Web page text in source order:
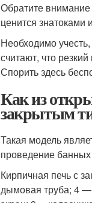
Обратите внимание
ценится
Необходимо
считают, что
Спорить здесь
Как из
закрытым
Такая модель
проведение
Кирпичная печь с
дымовая труба; 4